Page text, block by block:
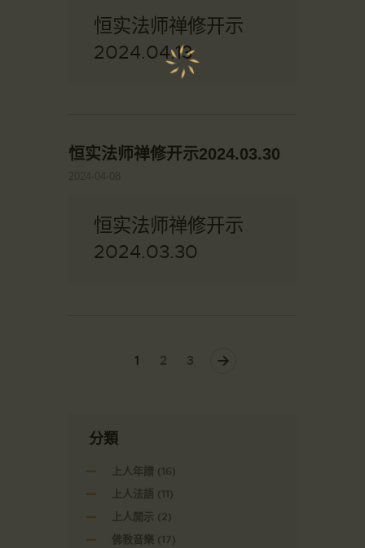
恒实法师禅修开示
2024.04.13
恒实法师禅修开示2024.03.30
恒实法师禅修开示
2024.03.30
1 2 3
>
分類
上人年譜 (16)
上人法語 (11)
上人開示 (2)
佛教音樂 (17)